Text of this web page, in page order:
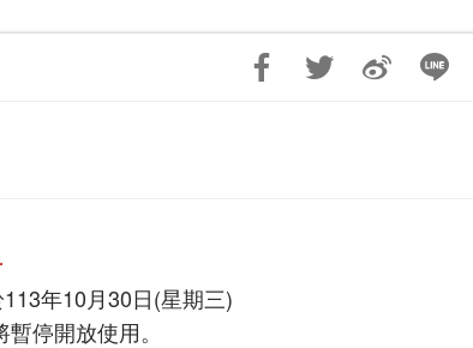
年10月30日(星期三)
停開放使用。